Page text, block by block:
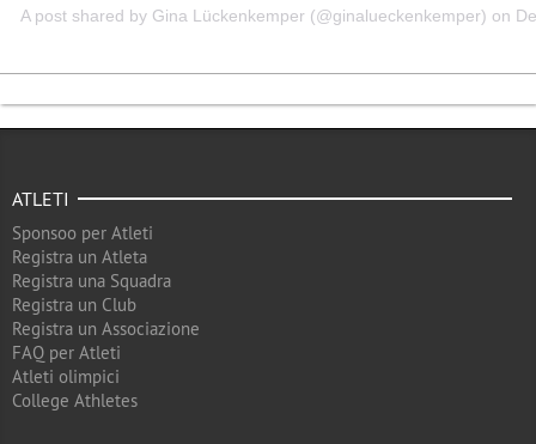
A post shared by Gina Lückenkemper (@ginalueckenkemper) on
ATLETI
Sponsoo per Atleti
Registra un Atleta
Registra una Squadra
Registra un Club
Registra un Associazione
FAQ per Atleti
Atleti olimpici
College Athletes